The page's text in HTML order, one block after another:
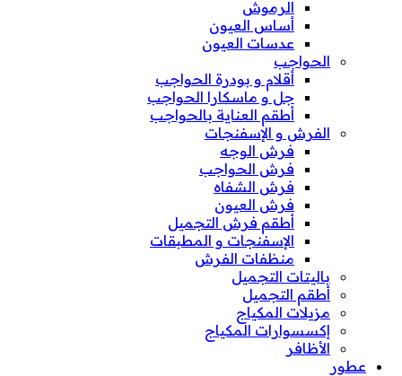
الرموش
أساس العيون
عدسات العيون
الحواجب
أقلام و بودرة الحواجب
جل و ماسكارا الحواجب
أطقم العناية بالحواجب
الفرش و الإسفنجات
فرش الوجه
فرش الحواجب
فرش الشفاه
فرش العيون
أطقم فرش التجميل
الإسفنجات و المطبقات
منظفات الفرش
باليتات التجميل
أطقم التجميل
مزيلات المكياج
إكسسوارات المكياج
الأظافر
عطور